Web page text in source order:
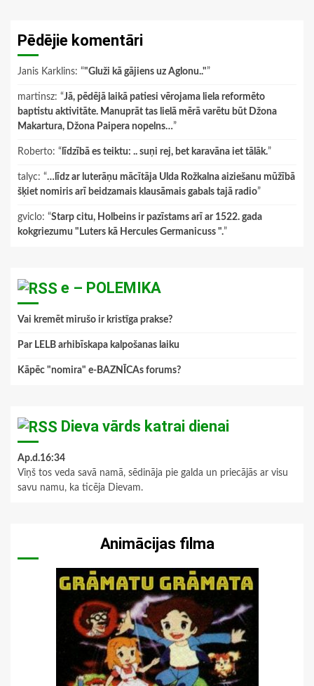
Pēdējie komentāri
Janis Karklins: “"Gluži kā gājiens uz Aglonu.."”
martinsz: “Jā, pēdējā laikā patiesi vērojama liela reformēto
baptistu aktivitāte. Manuprāt tas lielā mērā varētu būt Džona
Makartura, Džona Paipera nopelns…”
Roberto: “ līdzībā es teiktu: .. suņi rej, bet karavāna iet tālāk.”
talyc: “…līdz ar luterāņu mācītāja Ulda Rožkalna aiziešanu mūžībā
šķiet nomiris arī beidzamais klausāmais gabals tajā radio”
gviclo: “Starp citu, Holbeins ir pazīstams arī ar 1522. gada
kokgriezumu "Luters kā Hercules Germanicuss ".”
e – POLEMIKA
Vai kremēt mirušo ir kristīga prakse?
Par LELB arhibīskapa kalpošanas laiku
Kāpēc "nomira" e-BAZNĪCAs forums?
Dieva vārds katrai dienai
Ap.d.16:34
Viņš tos veda savā namā, sēdināja pie galda un priecājās ar visu
savu namu, ka ticēja Dievam.
Animācijas filma